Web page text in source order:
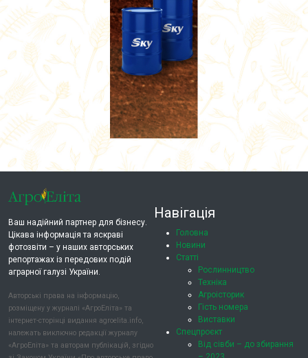
Ваш надійний партнер для бізнесу.
Цікава інформація та яскраві
фотозвіти – у наших авторських
репортажах із передових подій
аграрної галузі України.
Авторські права на інформацію,
розміщену у журналі «АгроЕліта» та
інтернет-сторінці видання agroelita.info,
належать виключно редакції журналу
«АгроЕліта» та авторам публікацій, згідно
Навігація
Головна
Новини
Статті
Рослинництво
Техніка
Агроісторик
Гість номера
Виставки
Спецпроєкт
Від сівби – до збирання